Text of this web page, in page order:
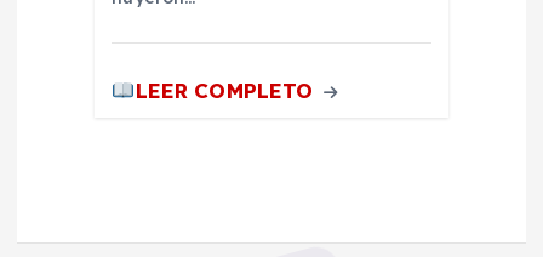
LEER COMPLETO